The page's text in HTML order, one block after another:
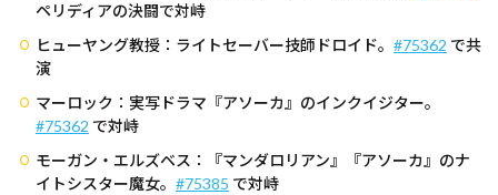
ペリディアの決闘で対峙
ヒューヤング教授：ライトセーバー技師ドロイド。 #75362 で共
演
マーロック：実写ドラマ『アソーカ』のインクイジター。
#75362 で対峙
モーガン・エルズベス：『マンダロリアン』『アソーカ』のナ
イトシスター魔女。 #75385 で対峙